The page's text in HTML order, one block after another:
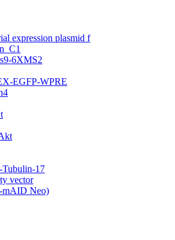
expression plasmid f
6XMS2
EGFP-WPRE
Tubulin-17
vector
Neo)